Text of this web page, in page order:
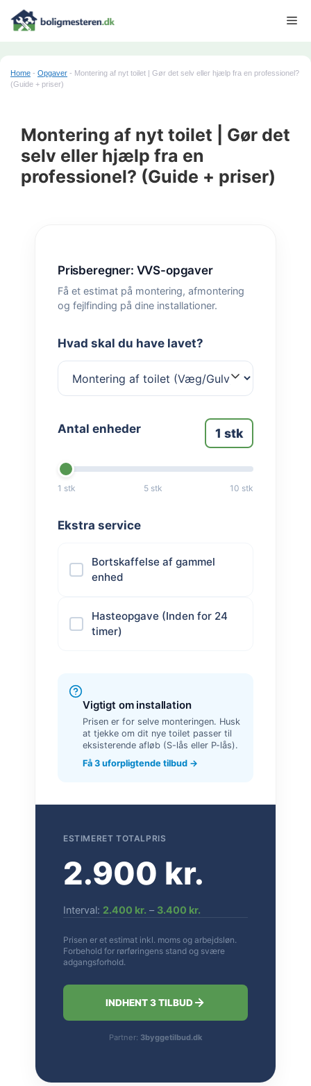
Home - Opgaver - Montering af nyt toilet | Gør det selv eller hjælp fra en professionel?
(Guide + priser)
Montering af nyt toilet | Gør det
selv eller hjælp fra en
professionel? (Guide + priser)
Prisberegner: VVS-opgaver
Få et estimat på montering, afmontering
og fejlfinding på dine installationer.
Hvad skal du have lavet?
Antal enheder 1 stk
1 stk 5 stk 10 stk
Ekstra service
Bortskaffelse af gammel
enhed
Hasteopgave (Inden for 24
timer)
Vigtigt om installation
Prisen er for selve monteringen. Husk
at tjekke om dit nye toilet passer til
eksisterende afløb (S-lås eller P-lås).
Få 3 uforpligtende tilbud →
ESTIMERET TOTALPRIS
2.900 kr.
Interval: 2.400 kr. – 3.400 kr.
Prisen er et estimat inkl. moms og arbejdsløn.
Forbehold for rørføringens stand og svære
adgangsforhold.
INDHENT 3 TILBUD
Partner: 3byggetilbud.dk